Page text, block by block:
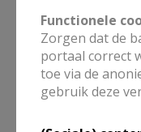
Mia Verbanck, in
Functionele
Zorgen dat de
portaal correct
toe via de
gebruik deze